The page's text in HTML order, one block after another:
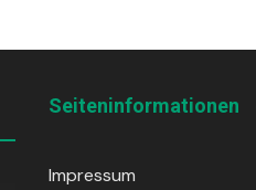
Seiteninformationen
Impressum